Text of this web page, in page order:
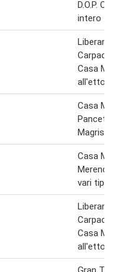
D.O.P.
intero
Casa
all'etto
Casa
Pancetta
Casa
vari tipi
Casa
all'etto